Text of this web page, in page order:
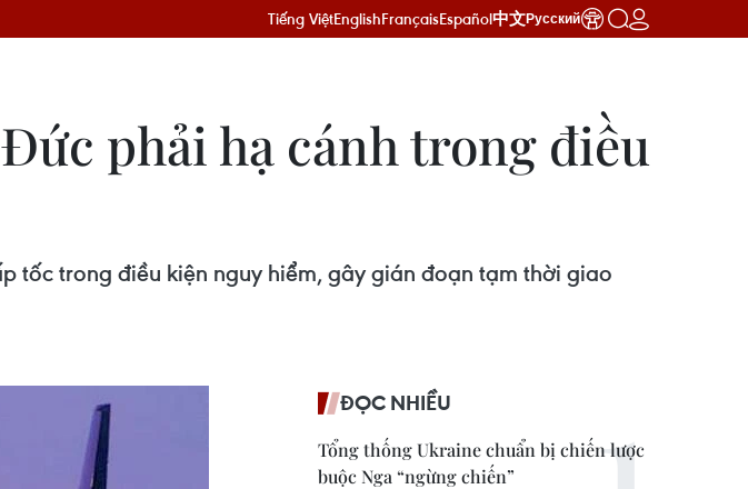
Tiếng ViệtEnglishFrançaisEspañol中文Русский
phải hạ cánh trong điều
tốc trong điều kiện nguy hiểm, gây gián đoạn tạm thời giao
ĐỌC NHIỀU
Tổng thống Ukraine chuẩn bị chiến lược
buộc Nga “ngừng chiến”